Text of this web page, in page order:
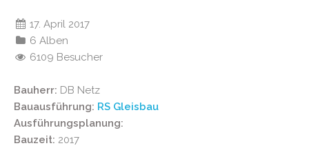
17. April 2017
6 Alben
6109 Besucher
Bauherr: DB Netz
Bauausführung: RS Gleisbau
Ausführungsplanung:
Bauzeit: 2017